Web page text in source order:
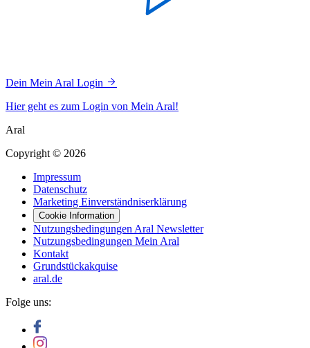
Dein Mein Aral Login
Hier geht es zum Login von Mein Aral!
Aral
Copyright © 2026
Impressum
Datenschutz
Marketing Einverständniserklärung
Cookie Information
Nutzungsbedingungen Aral Newsletter
Nutzungsbedingungen Mein Aral
Kontakt
Grundstückakquise
aral.de
Folge uns: